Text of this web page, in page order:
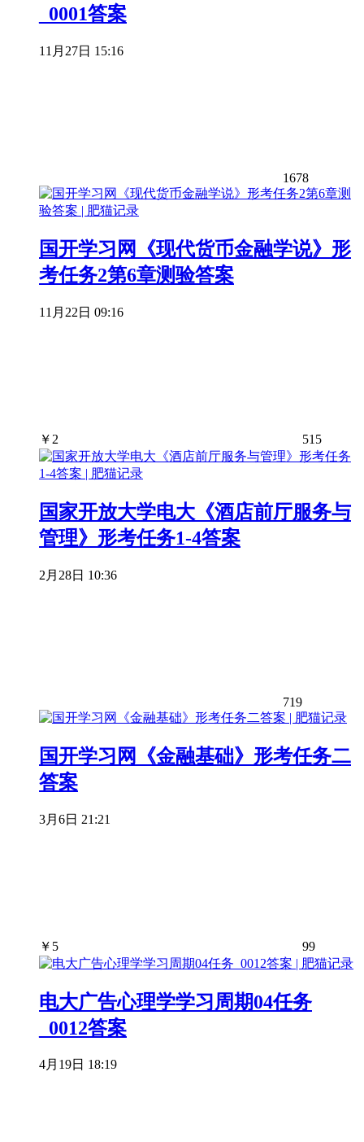
_0001答案
11月27日 15:16
1678
国开学习网《现代货币金融学说》形
考任务2第6章测验答案
11月22日 09:16
￥ 2 515
国家开放大学电大《酒店前厅服务与
管理》形考任务1-4答案
2月28日 10:36
719
国开学习网《金融基础》形考任务二
答案
3月6日 21:21
￥ 5 99
电大广告心理学学习周期04任务
_0012答案
4月19日 18:19